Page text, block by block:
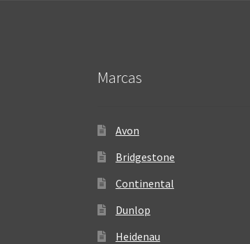
Marcas
Avon
Bridgestone
Continental
Dunlop
Heidenau